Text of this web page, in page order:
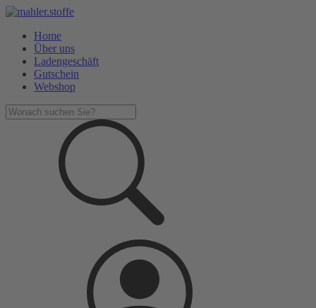
Home
Über uns
Ladengeschäft
Gutschein
Webshop